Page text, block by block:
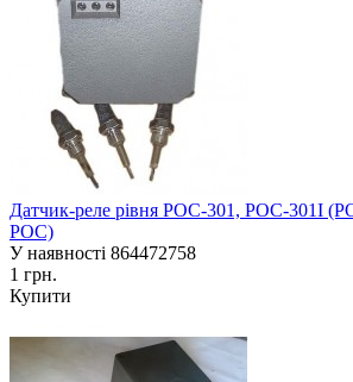
Датчик-реле рівня РОС-301, РОС-301І
РОС)
У наявності 864472758
1 грн.
Купити